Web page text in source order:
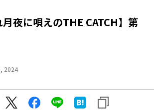
月夜に唄えのTHE CATCH】第
2024